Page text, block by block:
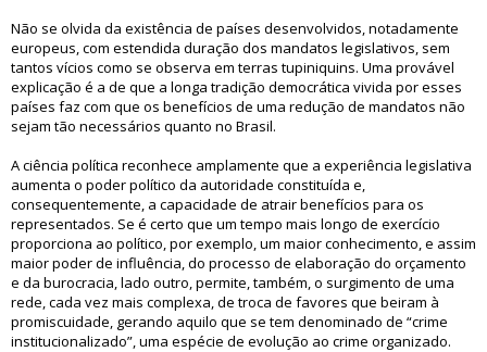
Não se olvida da existência de países desenvolvidos, notadamente
europeus, com estendida duração dos mandatos legislativos, sem
tantos vícios como se observa em terras tupiniquins. Uma provável
explicação é a de que a longa tradição democrática vivida por esses
países faz com que os benefícios de uma redução de mandatos não
sejam tão necessários quanto no Brasil.
A ciência política reconhece amplamente que a experiência legislativa
aumenta o poder político da autoridade constituída e,
consequentemente, a capacidade de atrair benefícios para os
representados. Se é certo que um tempo mais longo de exercício
proporciona ao político, por exemplo, um maior conhecimento, e assim
maior poder de influência, do processo de elaboração do orçamento
e da burocracia, lado outro, permite, também, o surgimento de uma
rede, cada vez mais complexa, de troca de favores que beiram à
promiscuidade, gerando aquilo que se tem denominado de “crime
institucionalizado”, uma espécie de evolução ao crime organizado.